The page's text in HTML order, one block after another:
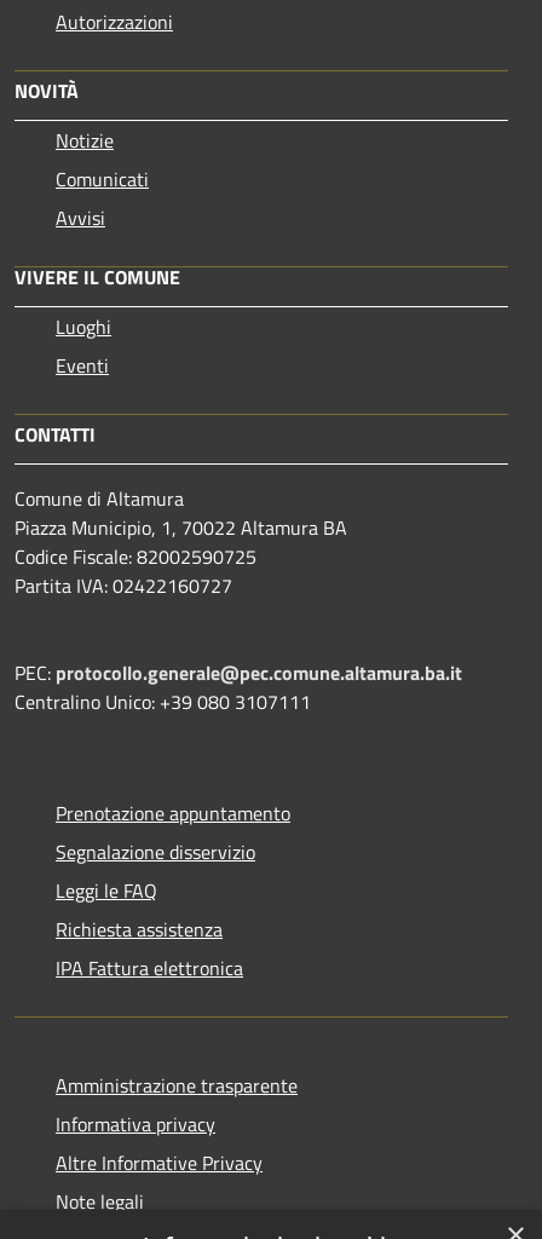
Autorizzazioni
NOVITÀ
Notizie
Comunicati
Avvisi
VIVERE IL COMUNE
Luoghi
Eventi
CONTATTI
Comune di Altamura
Piazza Municipio, 1, 70022 Altamura BA
Codice Fiscale: 82002590725
Partita IVA: 02422160727
PEC: protocollo.generale@pec.comune.altamura.ba.it
Centralino Unico: +39 080 3107111
Prenotazione appuntamento
Segnalazione disservizio
Leggi le FAQ
Richiesta assistenza
IPA Fattura elettronica
Amministrazione trasparente
Informativa privacy
Altre Informative Privacy
Note legali